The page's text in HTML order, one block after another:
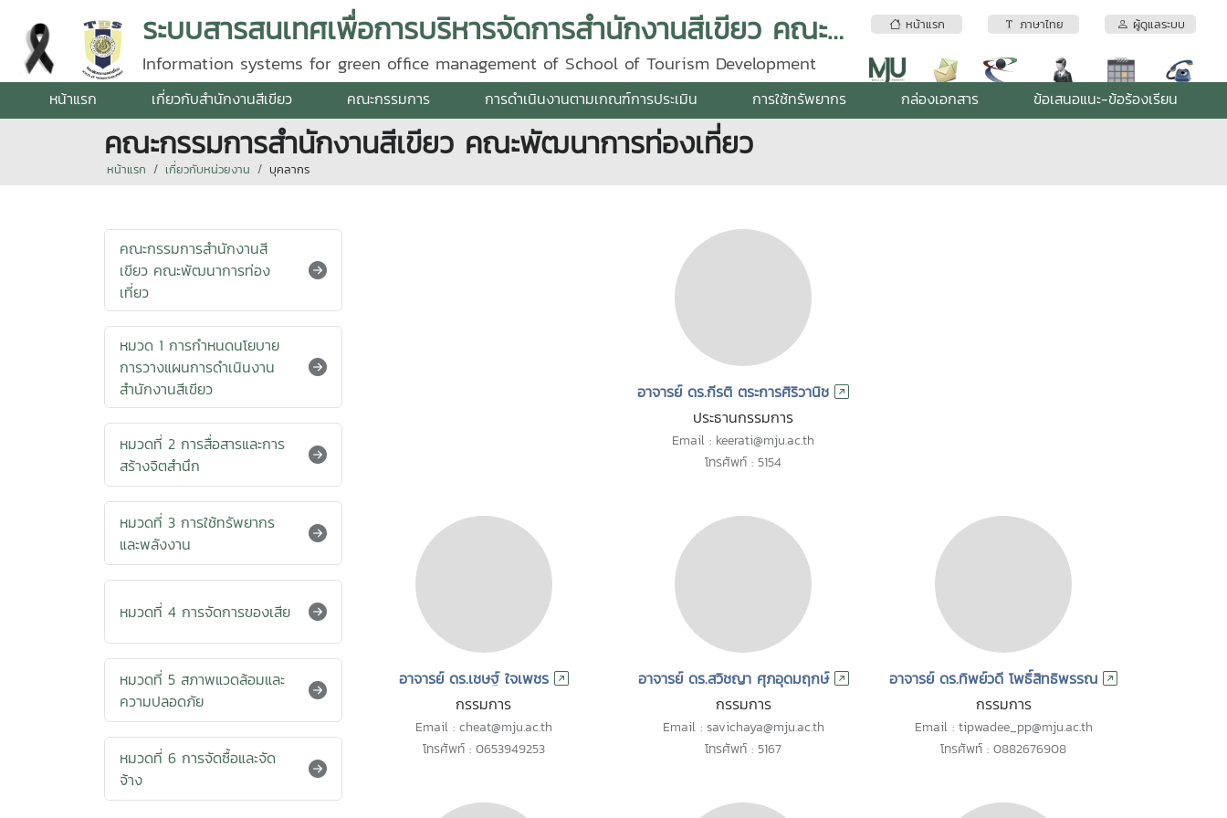
หน้าแรก ภาษาไทย ผู้ดูแลระบบ
ระบบสารสนเทศเพื่อการบริหารจัดการสำนักงานสีเขียว คณะพัฒนาการท่องเที่ยว
Information systems for green office management of School of Tourism Development
หน้าแรก เกี่ยวกับสำนักงานสีเขียว คณะกรรมการ การดำเนินงานตามเกณฑ์การประเมิน การใช้ทรัพยากร กล่องเอกสาร ข้อเสนอแนะ-ข้อร้องเรียน
คณะกรรมการสำนักงานสีเขียว คณะพัฒนาการท่องเที่ยว
หน้าแรก เกี่ยวกับหน่วยงาน บุคลากร
คณะกรรมการสำนักงานสี
เขียว คณะพัฒนาการท่อง
เที่ยว
หมวด 1 การกำหนดนโยบาย
การวางแผนการดำเนินงาน
สำนักงานสีเขียว
หมวดที่ 2 การสื่อสารและการ
สร้างจิตสำนึก
หมวดที่ 3 การใช้ทรัพยากร
และพลังงาน
หมวดที่ 4 การจัดการของเสีย
หมวดที่ 5 สภาพแวดล้อมและ
ความปลอดภัย
หมวดที่ 6 การจัดซื้อและจัด
จ้าง
อาจารย์ ดร.กีรติ ตระการศิริวานิช
ประธานกรรมการ
Email : keerati@mju.ac.th
โทรศัพท์ : 5154
อาจารย์ ดร.เชษฐ์ ใจเพชร
กรรมการ
Email : cheat@mju.ac.th
โทรศัพท์ : 0653949253
อาจารย์ ดร.สวิชญา ศุภอุดมฤกษ์
กรรมการ
Email : savichaya@mju.ac.th
โทรศัพท์ : 5167
อาจารย์ ดร.ทิพย์วดี โพธิ์สิทธิพรรณ
กรรมการ
Email : tipwadee_pp@mju.ac.th
โทรศัพท์ : 0882676908